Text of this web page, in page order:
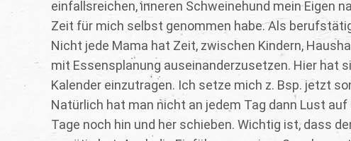
einfallsreichen, inneren Schweinehund mein Eigen
Zeit für mich selbst genommen habe. Als
Nicht jede Mama hat Zeit, zwischen Kindern,
mit Essensplanung auseinanderzusetzen. Hier hat
Kalender einzutragen. Ich setze mich z. Bsp. jetzt
Natürlich hat man nicht an jedem Tag dann Lust
Tage noch hin und her schieben. Wichtig ist, dass